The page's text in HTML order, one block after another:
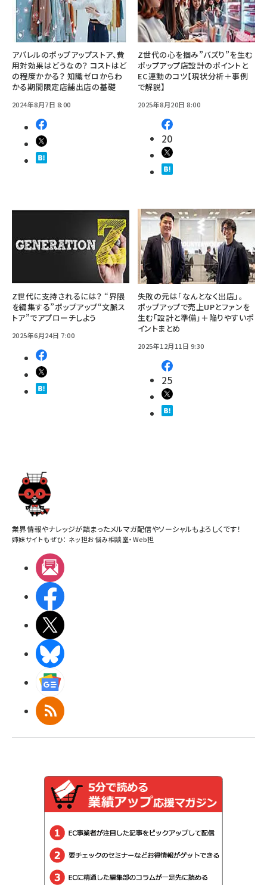
アパレルのポップアップストア、費
用対効果はどうなの？ コストはど
の程度かかる？ 知識ゼロからわ
かる期間限定店舗出店の基礎
2024年8月7日 8:00
Z世代の心を掴み”バズり”を生む
ポップアップ店設計のポイントと
EC連動のコツ【現状分析＋事例
で解説】
2025年8月20日 8:00
20
Z世代に支持されるには？ “界隈
を編集する”ポップアップ“文脈ス
トア”でアプローチしよう
2025年6月24日 7:00
失敗の元は「なんとなく出店」。
ポップアップで売上UPとファンを
生む「設計と準備」＋陥りやすいポ
イントまとめ
2025年12月11日 9:30
25
業界情報やナレッジが詰まったメルマガ配信やソーシャルもよろしくです！
姉妹サイトもぜひ： ネッ担お悩み相談室・Web担
RSS